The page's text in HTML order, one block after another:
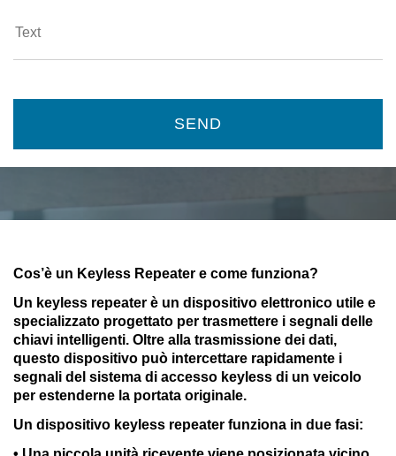
SEND
Cos’è un Keyless Repeater e come funziona?
Un keyless repeater è un dispositivo elettronico utile e
specializzato progettato per trasmettere i segnali delle
chiavi intelligenti. Oltre alla trasmissione dei dati,
questo dispositivo può intercettare rapidamente i
segnali del sistema di accesso keyless di un veicolo
per estenderne la portata originale.
Un dispositivo keyless repeater funziona in due fasi: